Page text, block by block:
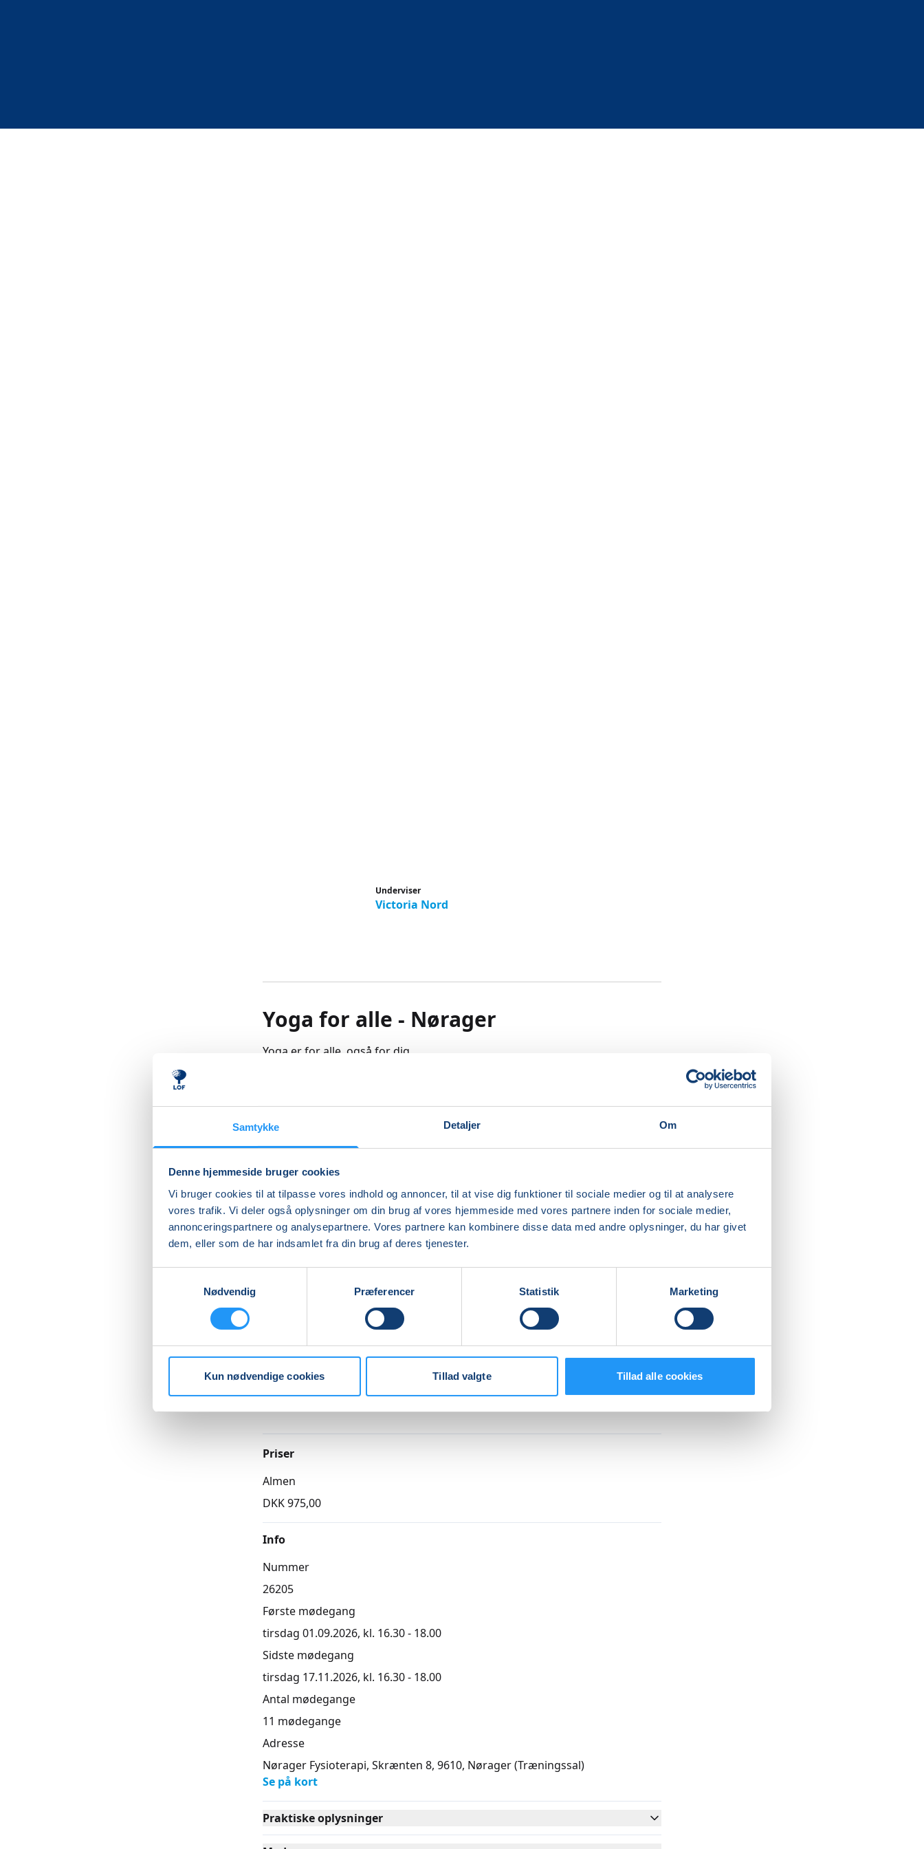
Samtykke Detaljer Om
Denne hjemmeside bruger cookies
Vi bruger cookies til at tilpasse vores indhold og annoncer, til at vise dig funktioner til sociale medier og til at analysere
vores trafik. Vi deler også oplysninger om din brug af vores hjemmeside med vores partnere inden for sociale medier,
annonceringspartnere og analysepartnere. Vores partnere kan kombinere disse data med andre oplysninger, du har givet
dem, eller som de har indsamlet fra din brug af deres tjenester.
Nødvendig
Præferencer Statistik Marketing
Kun nødvendige cookies Tillad valgte Tillad alle cookies
Underviser
Victoria Nord
Yoga for alle - Nørager
Yoga er for alle, også for dig.
Gennem øvelserne opbygges og bevares en sund og smidig krop. Øvelserne
aktiverer og stimulerer kredsløbet og de indre organer. Gennem
afspænding tilføres kroppen energi. Åndedrætsøvelserne virker
Den styrke, smidighed, ro og harmoni som yoga bibringer, giver større
modstandskraft mod sygdomme og psykiske problemer.
Vi starter og slutter med afspænding. Yoga vil give dig en fornemmelse af
Indlæser frie pladser...
Betal med
Priser
Almen
DKK 975,00
Info
Nummer
26205
Første mødegang
tirsdag 01.09.2026, kl. 16.30 - 18.00
Sidste mødegang
tirsdag 17.11.2026, kl. 16.30 - 18.00
Antal mødegange
11 mødegange
Adresse
Nørager Fysioterapi, Skrænten 8, 9610, Nørager(Træningssal)
Se på kort
Praktiske oplysninger